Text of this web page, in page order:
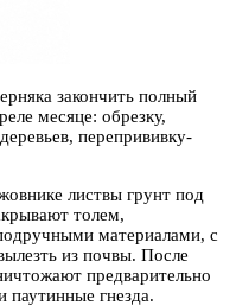
закончить полный
месяце: обрезку,
перепрививку-
листвы грунт под
толем,
материалами, с
из почвы. После
предварительно
паутинные гнезда.